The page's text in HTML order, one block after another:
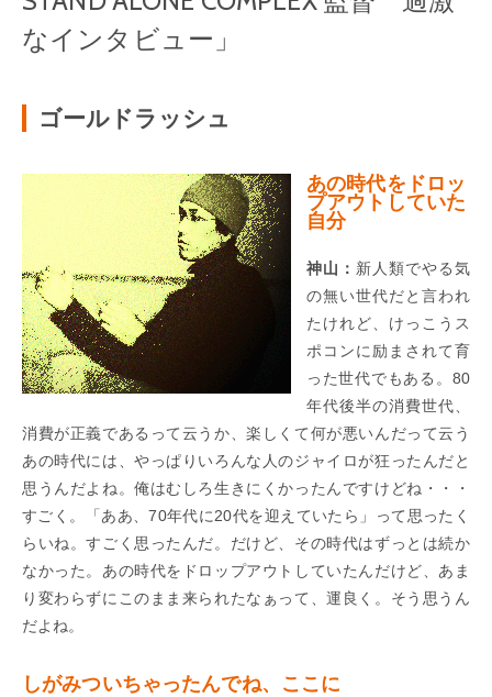
なインタビュー」
ゴールドラッシュ
あの時代をドロッ
プアウトしていた
自分
神山： 新人類でやる気
の無い世代だと言われ
たけれど、けっこうス
ポコンに励まされて育
った世代でもある。80
年代後半の消費世代、
消費が正義であるって云うか、楽しくて何が悪いんだって云う
あの時代には、やっぱりいろんな人のジャイロが狂ったんだと
思うんだよね。俺はむしろ生きにくかったんですけどね・・・
すごく。「ああ、70年代に20代を迎えていたら」って思ったく
らいね。すごく思ったんだ。だけど、その時代はずっとは続か
なかった。あの時代をドロップアウトしていたんだけど、あま
り変わらずにこのまま来られたなぁって、運良く。そう思うん
だよね。
しがみついちゃったんでね、ここに